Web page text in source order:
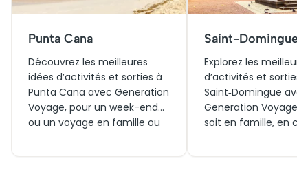
Punta Cana
Découvrez les meilleures
idées d’activités et sorties à
Punta Cana avec Generation
Voyage, pour un week-end
ou un voyage en famille ou
Saint-Domingue
Explorez les
d’activités et sorties
Saint‑Domingue avec
Generation Voyage,
soit en famille, en